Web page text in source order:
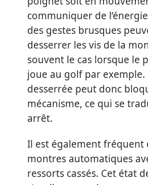
communiquer de
des gestes brusques
desserrer les vis de la
souvent le cas lorsque le
joue au golf par exemple.
desserrée peut donc
mécanisme, ce qui se
arrêt.
Il est également fréquent
montres automatiques
ressorts cassés. Cet état